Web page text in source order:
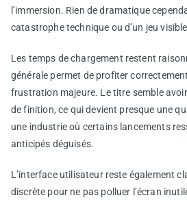
l’immersion. Rien de dramatique
catastrophe technique ou d’un jeu
Les temps de chargement restent
générale permet de profiter
frustration majeure. Le titre semble
de finition, ce qui devient presque une
une industrie où certains lancements
anticipés déguisés.
L’interface utilisateur reste également
discrète pour ne pas polluer l’écran